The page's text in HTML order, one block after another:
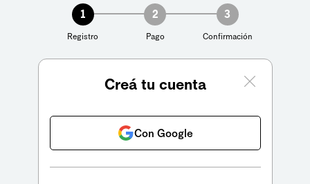
1
Registro
2
Pago
3
Confirmación
Creá tu cuenta
Con Google